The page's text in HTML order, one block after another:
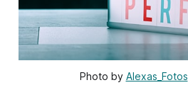
Photo by Alexas_Fotos